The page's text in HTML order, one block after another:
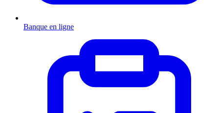
Banque en ligne